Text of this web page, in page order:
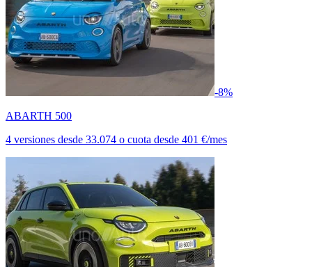
-8%
ABARTH 500
4 versiones desde 33.074 o cuota desde 401 €/mes